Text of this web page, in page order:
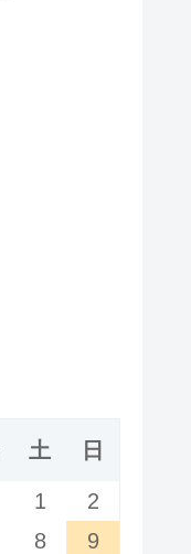
土 日
1
2
8
9